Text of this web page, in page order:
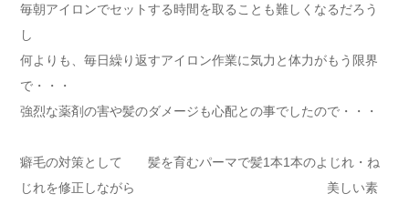
毎朝アイロンでセットする時間を取ることも難しくなるだろう
何よりも、毎日繰り返すアイロン作業に気力と体力がもう限界
で・
強烈な薬剤の害や髪のダメージも心配との事でしたので・・・
癖毛の対策として 髪を育むパーマで髪1本1本のよじれ・ね
じれを修正しながら 美しい素